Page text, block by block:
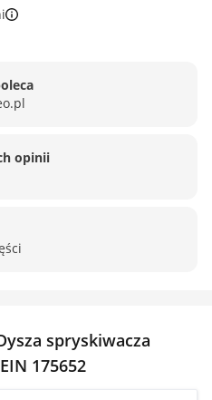
opinii
spryskiwacza
175652